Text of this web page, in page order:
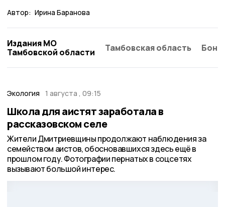
Автор: Ирина Баранова
Издания МО
Тамбовской области
Тамбовская область
Экология 1 августа , 09:15
Школа для аистят заработала в
рассказовском селе
Жители Дмитриевщины продолжают наблюдения за
семейством аистов, обосновавшихся здесь ещё в
прошлом году. Фотографии пернатых в соцсетях
вызывают большой интерес.